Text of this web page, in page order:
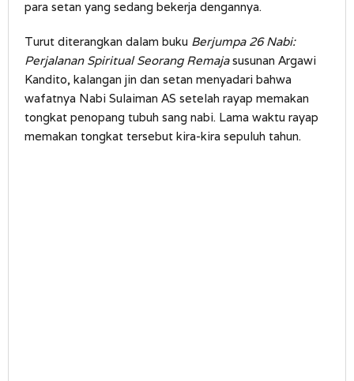
para setan yang sedang bekerja dengannya.
Turut diterangkan dalam buku Berjumpa 26 Nabi:
Perjalanan Spiritual Seorang Remajasusunan Argawi
Kandito, kalangan jin dan setan menyadari bahwa
wafatnya Nabi Sulaiman AS setelah rayap memakan
tongkat penopang tubuh sang nabi. Lama waktu rayap
memakan tongkat tersebut kira-kira sepuluh tahun.